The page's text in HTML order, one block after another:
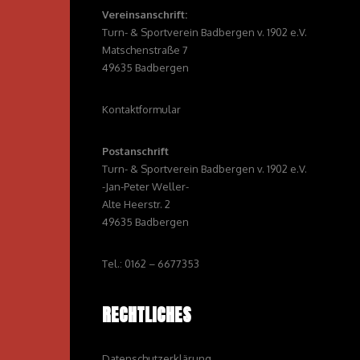
Vereinsanschrift:
Turn- & Sportverein Badbergen v. 1902 e.V.
Matschenstraße 7
49635 Badbergen
Kontaktformular
Postanschrift
Turn- & Sportverein Badbergen v. 1902 e.V.
-Jan-Peter Weller-
Alte Heerstr. 2
49635 Badbergen
Tel.: 0162 – 6677353
RECHTLICHES